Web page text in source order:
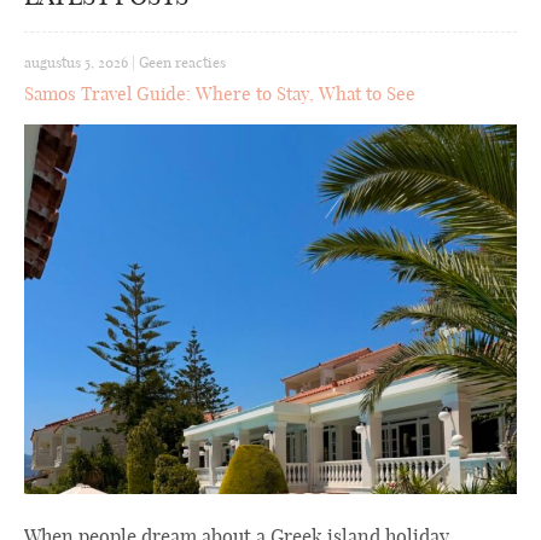
augustus 5, 2026 | Geen reacties
Samos Travel Guide: Where to Stay, What to See